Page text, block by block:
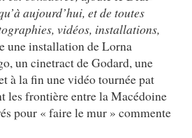
aujourd’hui, et de toutes
vidéos, installations,
une installation de Lorna
un cinetract de Godard, une
à la fin une vidéo tournée pat
les frontière entre la Macédoine
pour « faire le mur » commente